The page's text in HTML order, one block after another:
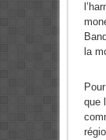
la
que